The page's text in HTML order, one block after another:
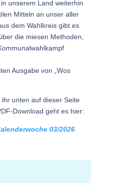
unserem Land weiterhin
Mitteln an unser aller
dem Wahlkreis gibt es
die miesen Methoden,
Ausgabe von „Wos
unten auf dieser Seite
Download geht es hier:
03/2026